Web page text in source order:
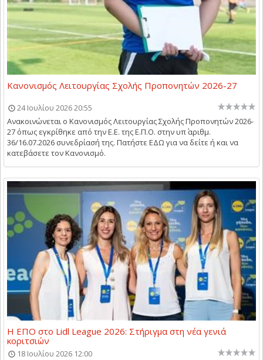
Κανονισμός Λειτουργίας Σχολής Προπονητών 2026-27
24 Ιουλίου 2026 20:55
Ανακοινώνεται ο Κανονισμός Λειτουργίας Σχολής Προπονητών 2026-
27 όπως εγκρίθηκε από την Ε.Ε. της Ε.Π.Ο. στην υπ΄ αριθμ.
36/16.07.2026 συνεδρίασή της. Πατήστε ΕΔΩ για να δείτε ή και να
κατεβάσετε τον Κανονισμό.
Η ΕΠΟ στο Lidl League 2026: Στήριγμα στη νέα γενιά
κοριτσιών
18 Ιουλίου 2026 12:00